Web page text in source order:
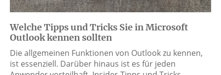
Welche Tipps und Tricks Sie in Microsoft
Outlook kennen sollten
Die allgemeinen Funktionen von Outlook zu kennen,
ist essenziell. Darüber hinaus ist es für jeden